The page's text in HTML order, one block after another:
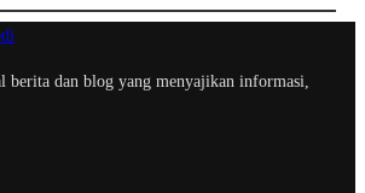
berita dan blog yang menyajikan informasi,